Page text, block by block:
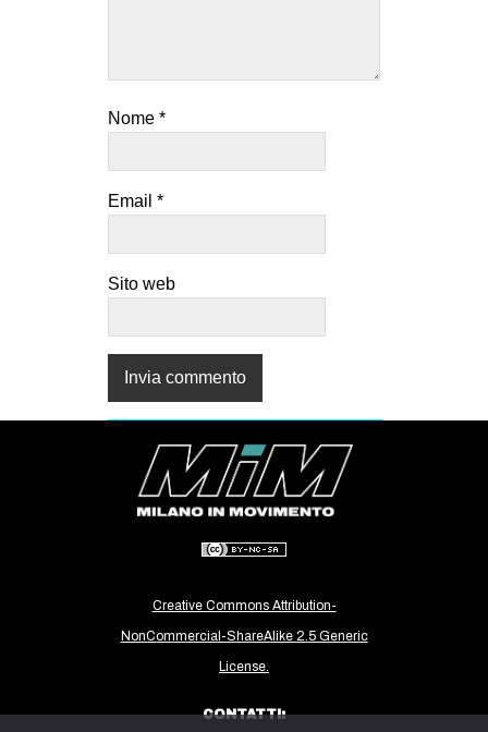
Nome *
Email *
Sito web
Creative Commons Attribution-
NonCommercial-ShareAlike 2.5 Generic
License.
CONTATTI: